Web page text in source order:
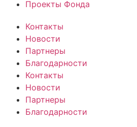
Проекты Фонда
Контакты
Новости
Партнеры
Благодарности
Контакты
Новости
Партнеры
Благодарности